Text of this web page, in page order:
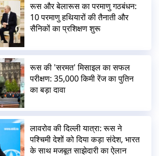
रूस और बेलारूस का परमाणु गठबंधन:
10 परमाणु हथियारों की तैनाती और
सैनिकों का प्रशिक्षण शुरू
रूस की 'सरमत' मिसाइल का सफल
परीक्षण: 35,000 किमी रेंज का पुतिन
का बड़ा दावा
लावरोव की दिल्ली यात्रा: रूस ने
पश्चिमी देशों को दिया कड़ा संदेश, भारत
के साथ मजबूत साझेदारी का ऐलान